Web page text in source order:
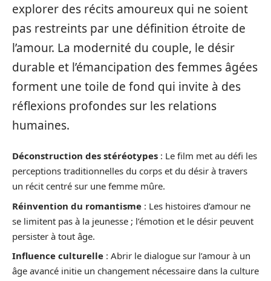
explorer des récits amoureux qui ne soient
pas restreints par une définition étroite de
l’amour. La modernité du couple, le désir
durable et l’émancipation des femmes âgées
forment une toile de fond qui invite à des
réflexions profondes sur les relations
humaines.
Déconstruction des stéréotypes : Le film met au défi les
perceptions traditionnelles du corps et du désir à travers
un récit centré sur une femme mûre.
Réinvention du romantisme : Les histoires d’amour ne
se limitent pas à la jeunesse ; l’émotion et le désir peuvent
persister à tout âge.
Influence culturelle : Abrir le dialogue sur l’amour à un
âge avancé initie un changement nécessaire dans la culture